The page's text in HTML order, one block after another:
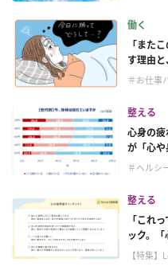
働く
「また
す理由
＃お仕事
整える
心身の
が「心
＃ヘルシ
整える
「これ
ック。
【特集